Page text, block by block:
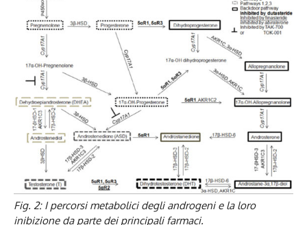
Fig. 2: I percorsi metabolici degli androgeni e la loro
inibizione da parte dei principali farmaci.